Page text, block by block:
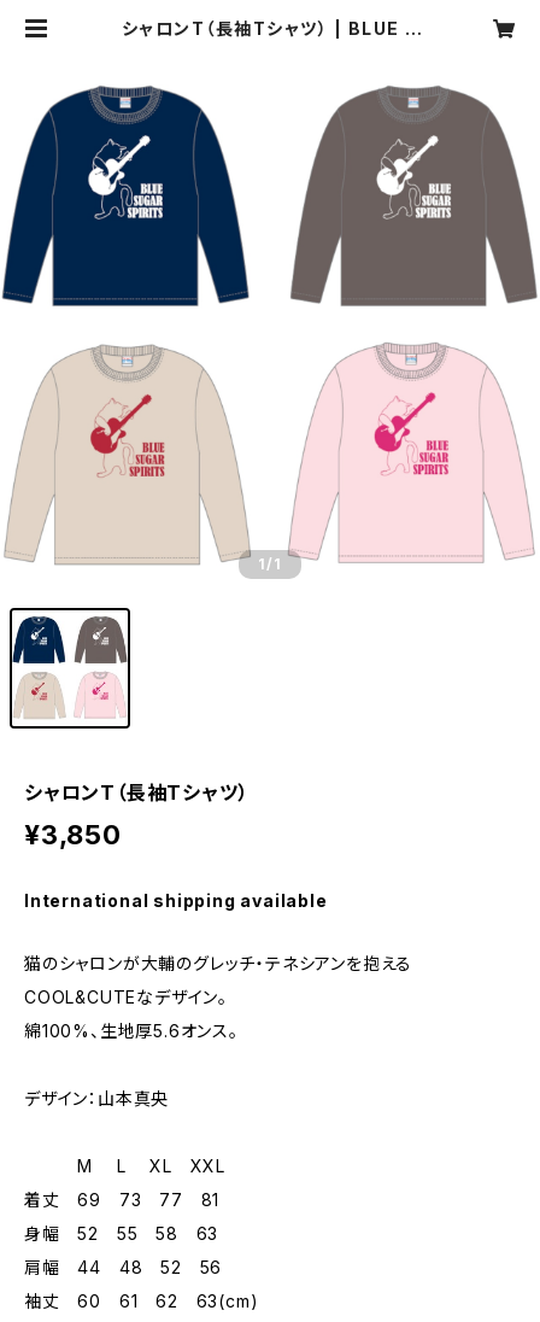
シャロンT（長袖Tシャツ） | BLUE S
1 /1
シャロンT（長袖Tシャツ）
¥3,850
International shipping available
猫のシャロンが大輔のグレッチ・テネシアンを抱える
COOL&CUTEなデザイン。
綿100%、生地厚5.6オンス。
デザイン：山本真央
M L XL XXL
着丈 69 73 77 81
身幅 52 55 58 63
肩幅 44 48 52 56
袖丈 60 61 62 63(cm)